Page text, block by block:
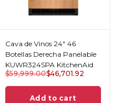
Cava de Vinos 24" 46
Botellas Derecha Panelable
KUWR324SPA KitchenAid
$59,999.00$46,701.92
Add to cart